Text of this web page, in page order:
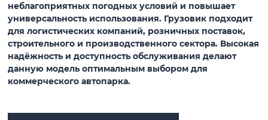
неблагоприятных погодных условий и повышает
универсальность использования. Грузовик подходит
для логистических компаний, розничных поставок,
строительного и производственного сектора. Высокая
надёжность и доступность обслуживания делают
данную модель оптимальным выбором для
коммерческого автопарка.